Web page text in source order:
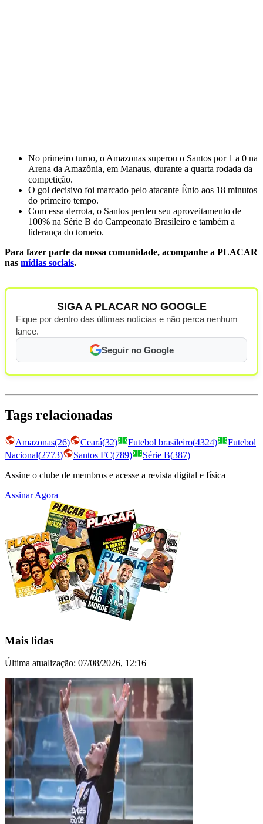
No primeiro turno, o Amazonas superou o Santos por 1 a 0 na
Arena da Amazônia, em Manaus, durante a quarta rodada da
competição.
O gol decisivo foi marcado pelo atacante Ênio aos 18 minutos
do primeiro tempo.
Com essa derrota, o Santos perdeu seu aproveitamento de
100% na Série B do Campeonato Brasileiro e também a
liderança do torneio.
Para fazer parte da nossa comunidade, acompanhe a PLACAR
nas mídias sociais.
SIGA A PLACAR NO GOOGLE
Fique por dentro das últimas notícias e não perca nenhum
lance.
Seguir no Google
Tags relacionadas
Amazonas(26) Ceará(32) Futebol brasileiro(4324)
Futebol
Nacional(2773) Santos FC(789) Série B(387)
Assine o clube de membros e acesse a revista digital e física
Assinar Agora
Mais lidas
Última atualização: 07/08/2026, 12:16